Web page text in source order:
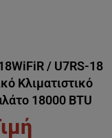
/ U7RS-18
Κλιματιστικό
18000 BTU